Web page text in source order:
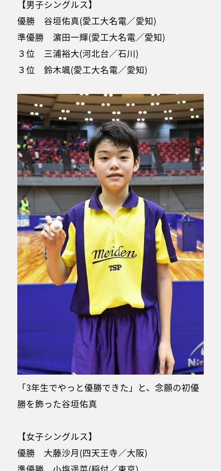
【男子シングルス】
優勝 谷垣佑真(愛工大名電／愛知)
準優勝 濵田一輝(愛工大名電／愛知)
３位 三浦裕大(河北台／石川)
３位 鈴木颯(愛工大名電／愛知)
「3年生でやっと優勝できた」と、念願の初優
勝を飾った谷垣佑真
【女子シングルス】
優勝 大藤沙月(四天王寺／大阪)